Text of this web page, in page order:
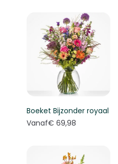
Boeket Bijzonder royaal
Vanaf€ 69,98